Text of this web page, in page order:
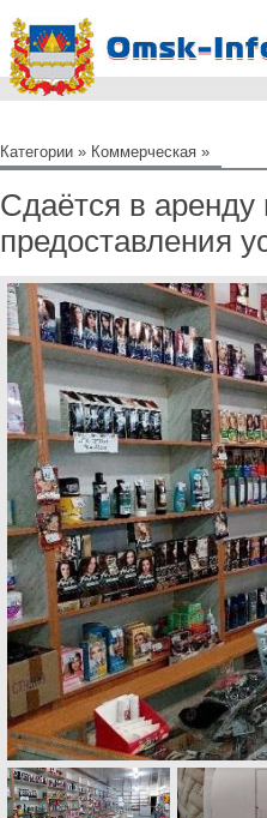
Категории » Коммерческая »
Сдаётся в
предоставления